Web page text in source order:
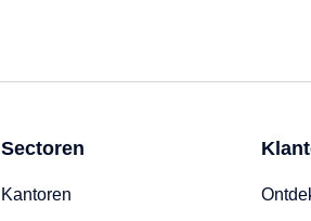
Sectoren
Kantoren